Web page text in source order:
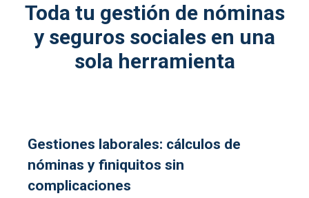
Toda tu gestión de nóminas
y seguros sociales en una
sola herramienta
Gestiones laborales: cálculos de
nóminas y finiquitos sin
complicaciones